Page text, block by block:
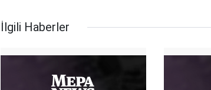
İlgili Haberler